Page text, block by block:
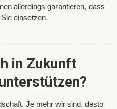
allerdings garantieren, dass
einsetzen.
in Zukunft
Je mehr wir sind, desto